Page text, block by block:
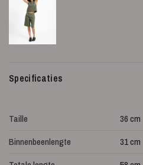
Specificaties
Taille
36 cm
Binnenbeenlengte
31 cm